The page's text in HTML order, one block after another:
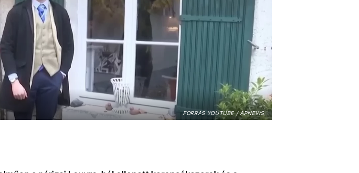
FORRÁS YOUTUBE / APNEWS